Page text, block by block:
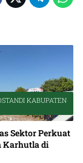
KABUPATEN
Sektor Perkuat
Karhutla di